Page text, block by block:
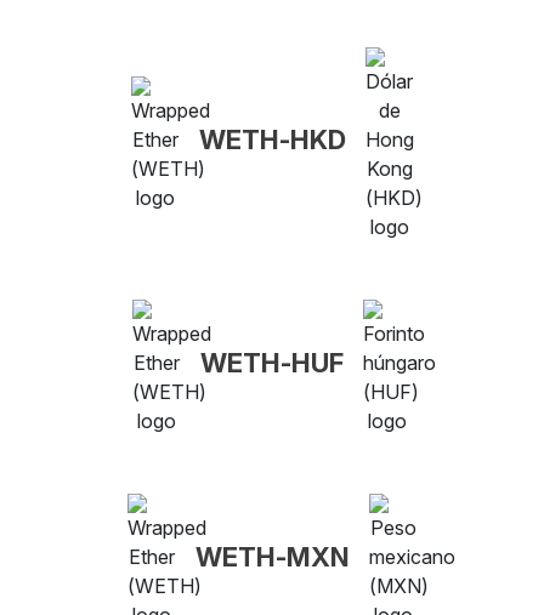
WETH-HKD
WETH-HUF
WETH-MXN